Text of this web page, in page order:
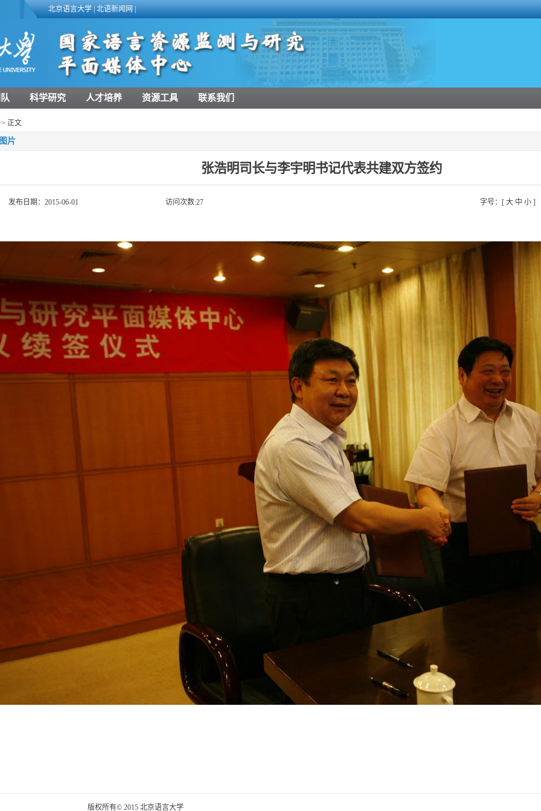
北京语言大学|北语新闻网|
科学研究 人才培养 资源工具 联系我们
正文
片
张浩明司长与李宇明书记代表共建双方签约
发布日期：2015-06-01 访问次数:27 字号：[ 大 中 小 ]
版权所有© 2015 北京语言大学